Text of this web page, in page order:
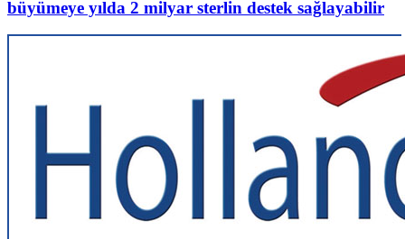
büyümeye yılda 2 milyar sterlin destek sağlayabilir